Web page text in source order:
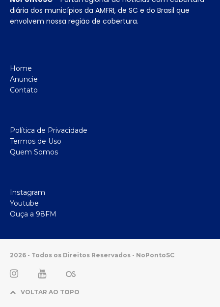
diária dos municípios da AMFRI, de SC e do Brasil que
envolvem nossa região de cobertura.
Home
Anuncie
Contato
Política de Privacidade
Termos de Uso
Quem Somos
Instagram
Youtube
Ouça a 98FM
2026 - Todos os Direitos Reservados - NoPontoSC
VOLTAR AO TOPO